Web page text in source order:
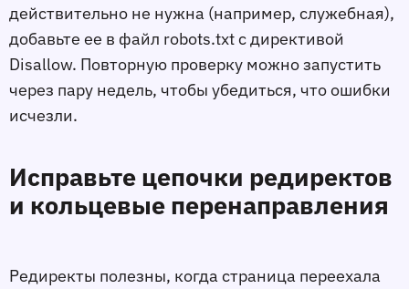
действительно не нужна (например, служебная),
добавьте еe в файл robots.txt с директивой
Disallow. Повторную проверку можно запустить
через пару недель, чтобы убедиться, что ошибки
исчезли.
Исправьте цепочки редиректов
и кольцевые перенаправления
Редиректы полезны, когда страница переехала